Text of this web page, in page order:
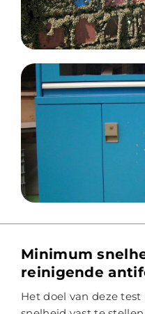
Minimum
reinigende
Het doel van deze